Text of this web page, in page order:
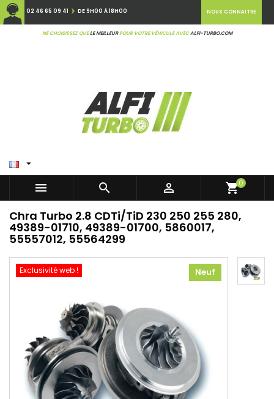
02 46 65 09 41 DE 9H00 À 18H00
NE CHOISISSEZ QUELE MEILLEURPOUR VOTRE VÉHICULE AVECALFI-TURBO.COM
NOUS CONNAITRE

   shopping_cart0
Chra Turbo 2.8 CDTi/TiD 230 250 255 280,
49389-01710, 49389-01700, 5860017,
55557012, 55564299
Exclusivité web ! Neuf